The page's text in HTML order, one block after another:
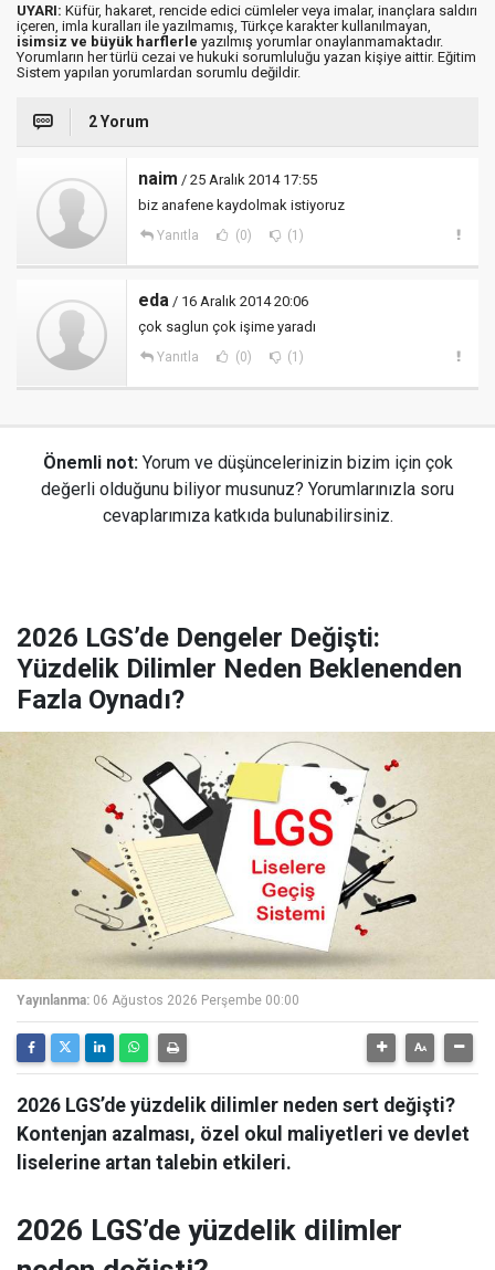
UYARI: Küfür, hakaret, rencide edici cümleler veya imalar, inançlara saldırı
içeren, imla kuralları ile yazılmamış, Türkçe karakter kullanılmayan,
isimsiz ve büyük harflerle yazılmış yorumlar onaylanmamaktadır.
Yorumların her türlü cezai ve hukuki sorumluluğu yazan kişiye aittir. Eğitim
Sistem yapılan yorumlardan sorumlu değildir.
2 Yorum
naim / 25 Aralık 2014 17:55
biz anafene kaydolmak istiyoruz
Yanıtla (0) (1)
eda / 16 Aralık 2014 20:06
çok saglun çok işime yaradı
Yanıtla (0) (1)
Önemli not: Yorum ve düşüncelerinizin bizim için çok
değerli olduğunu biliyor musunuz? Yorumlarınızla soru
cevaplarımıza katkıda bulunabilirsiniz.
2026 LGS’de Dengeler Değişti:
Yüzdelik Dilimler Neden Beklenenden
Fazla Oynadı?
Yayınlanma: 06 Ağustos 2026 Perşembe 00:00
2026 LGS’de yüzdelik dilimler neden sert değişti?
Kontenjan azalması, özel okul maliyetleri ve devlet
liselerine artan talebin etkileri.
2026 LGS’de yüzdelik dilimler